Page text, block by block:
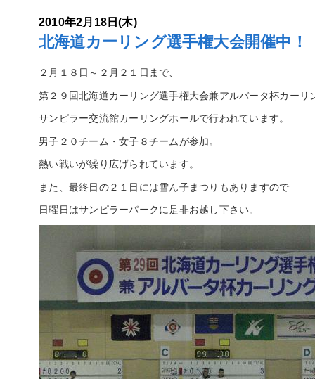
2010年2月18日(木)
北海道カーリング選手権大会開催中！
２月１８日～２月２１日まで、
第２９回北海道カーリング選手権大会兼アルバータ杯カーリ
サンピラー交流館カーリングホールで行われています。
男子２０チーム・女子８チームが参加。
熱い戦いが繰り広げられています。
また、最終日の２１日には雪ん子まつりもありますので
日曜日はサンピラーパークに是非お越し下さい。